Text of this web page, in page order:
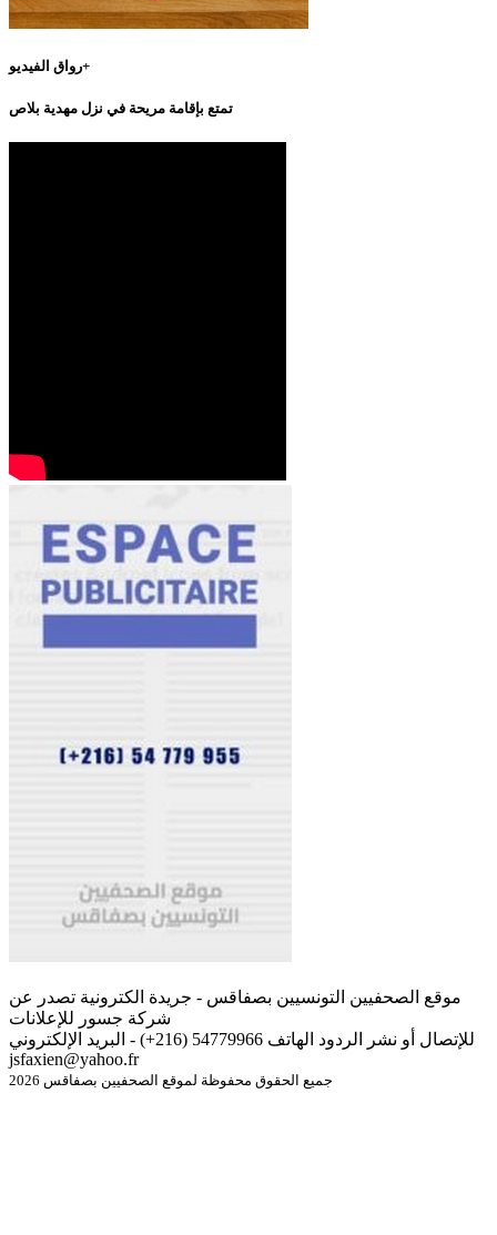
رواق الفيديو+
تمتع بإقامة مريحة في نزل مهدية بلاص
موقع الصحفيين التونسيين بصفاقس - جريدة الكترونية تصدر عن
شركة جسور للإعلانات
للإتصال أو نشر الردود الهاتف 54779966 (216+) - البريد الإلكتروني
jsfaxien@yahoo.fr
جميع الحقوق محفوظة لموقع الصحفيين بصفاقس 2026